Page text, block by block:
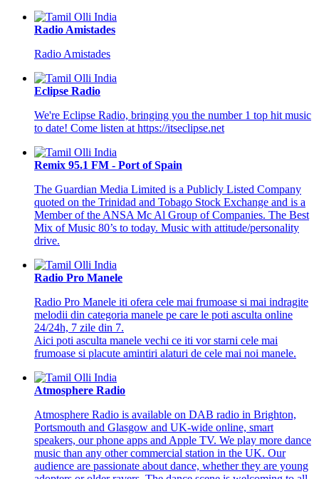
Radio Amistades
Radio Amistades
Eclipse Radio
We're Eclipse Radio, bringing you the number 1 top hit music
to date! Come listen at https://itseclipse.net
Remix 95.1 FM - Port of Spain
The Guardian Media Limited is a Publicly Listed Company
quoted on the Trinidad and Tobago Stock Exchange and is a
Member of the ANSA Mc Al Group of Companies. The Best
Mix of Music 80’s to today. Music with attitude/personality
drive.
Radio Pro Manele
Radio Pro Manele iti ofera cele mai frumoase si mai indragite
melodii din categoria manele pe care le poti asculta online
24/24h, 7 zile din 7.
Aici poti asculta manele vechi ce iti vor starni cele mai
frumoase si placute amintiri alaturi de cele mai noi manele.
Atmosphere Radio
Atmosphere Radio is available on DAB radio in Brighton,
Portsmouth and Glasgow and UK-wide online, smart
speakers, our phone apps and Apple TV. We play more dance
music than any other commercial station in the UK. Our
audience are passionate about dance, whether they are young